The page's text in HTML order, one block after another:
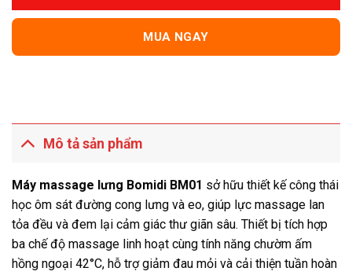
MUA NGAY
Mô tả sản phẩm
Máy massage lưng Bomidi BM01 sở hữu thiết kế công thái
học ôm sát đường cong lưng và eo, giúp lực massage lan
tỏa đều và đem lại cảm giác thư giãn sâu. Thiết bị tích hợp
ba chế độ massage linh hoạt cùng tính năng chườm ấm
hồng ngoại 42°C, hỗ trợ giảm đau mỏi và cải thiện tuần hoàn